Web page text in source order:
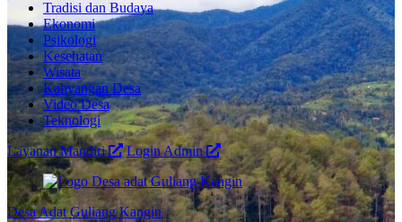
Tradisi dan Budaya
Ekonomi
Psikologi
Kesehatan
Wisata
Kahyangan Desa
Video Desa
Teknologi
Layanan Mandiri
Login Admin
Desa Adat Guliang Kangin